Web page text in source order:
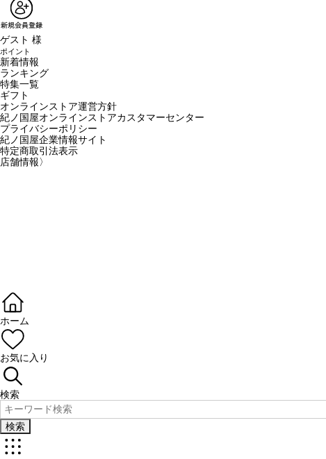
ゲスト 様
ポイント
新着情報
ランキング
特集一覧
ギフト
オンラインストア運営方針
紀ノ国屋オンラインストアカスタマーセンター
プライバシーポリシー
紀ノ国屋企業情報サイト
特定商取引法表示
店舗情報〉
ホーム
お気に入り
検索
検索